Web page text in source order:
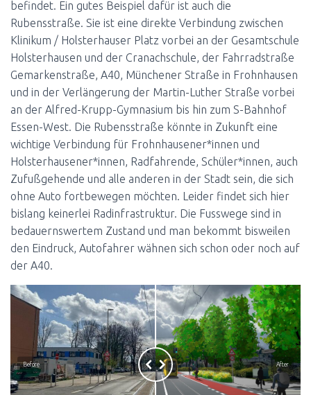
befindet. Ein gutes Beispiel dafür ist auch die
Rubensstraße. Sie ist eine direkte Verbindung zwischen
Klinikum / Holsterhauser Platz vorbei an der Gesamtschule
Holsterhausen und der Cranachschule, der Fahrradstraße
Gemarkenstraße, A40, Münchener Straße in Frohnhausen
und in der Verlängerung der Martin-Luther Straße vorbei
an der Alfred-Krupp-Gymnasium bis hin zum S-Bahnhof
Essen-West. Die Rubensstraße könnte in Zukunft eine
wichtige Verbindung für Frohnhausener*innen und
Holsterhausener*innen, Radfahrende, Schüler*innen, auch
Zufußgehende und alle anderen in der Stadt sein, die sich
ohne Auto fortbewegen möchten. Leider findet sich hier
bislang keinerlei Radinfrastruktur. Die Fusswege sind in
bedauernswertem Zustand und man bekommt bisweilen
den Eindruck, Autofahrer wähnen sich schon oder noch auf
der A40.
Before After